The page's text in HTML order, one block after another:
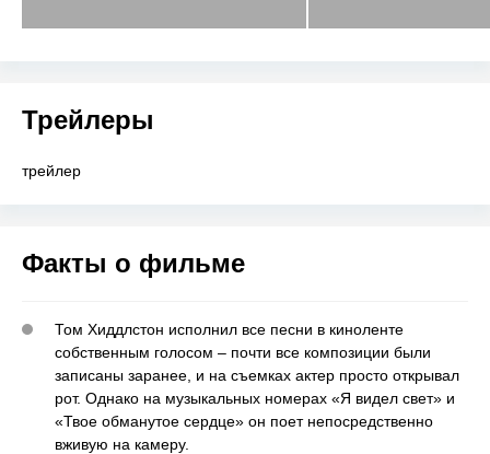
Трейлеры
трейлер
Факты о фильме
Том Хиддлстон исполнил все песни в киноленте
собственным голосом – почти все композиции были
записаны заранее, и на съемках актер просто открывал
рот. Однако на музыкальных номерах «Я видел свет» и
«Твое обманутое сердце» он поет непосредственно
вживую на камеру.